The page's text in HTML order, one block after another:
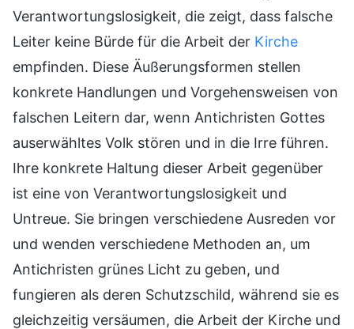
Verantwortungslosigkeit, die zeigt, dass falsche
Leiter keine Bürde für die Arbeit der Kirche
empfinden. Diese Äußerungsformen stellen
konkrete Handlungen und Vorgehensweisen von
falschen Leitern dar, wenn Antichristen Gottes
auserwähltes Volk stören und in die Irre führen.
Ihre konkrete Haltung dieser Arbeit gegenüber
ist eine von Verantwortungslosigkeit und
Untreue. Sie bringen verschiedene Ausreden vor
und wenden verschiedene Methoden an, um
Antichristen grünes Licht zu geben, und
fungieren als deren Schutzschild, während sie es
gleichzeitig versäumen, die Arbeit der Kirche und